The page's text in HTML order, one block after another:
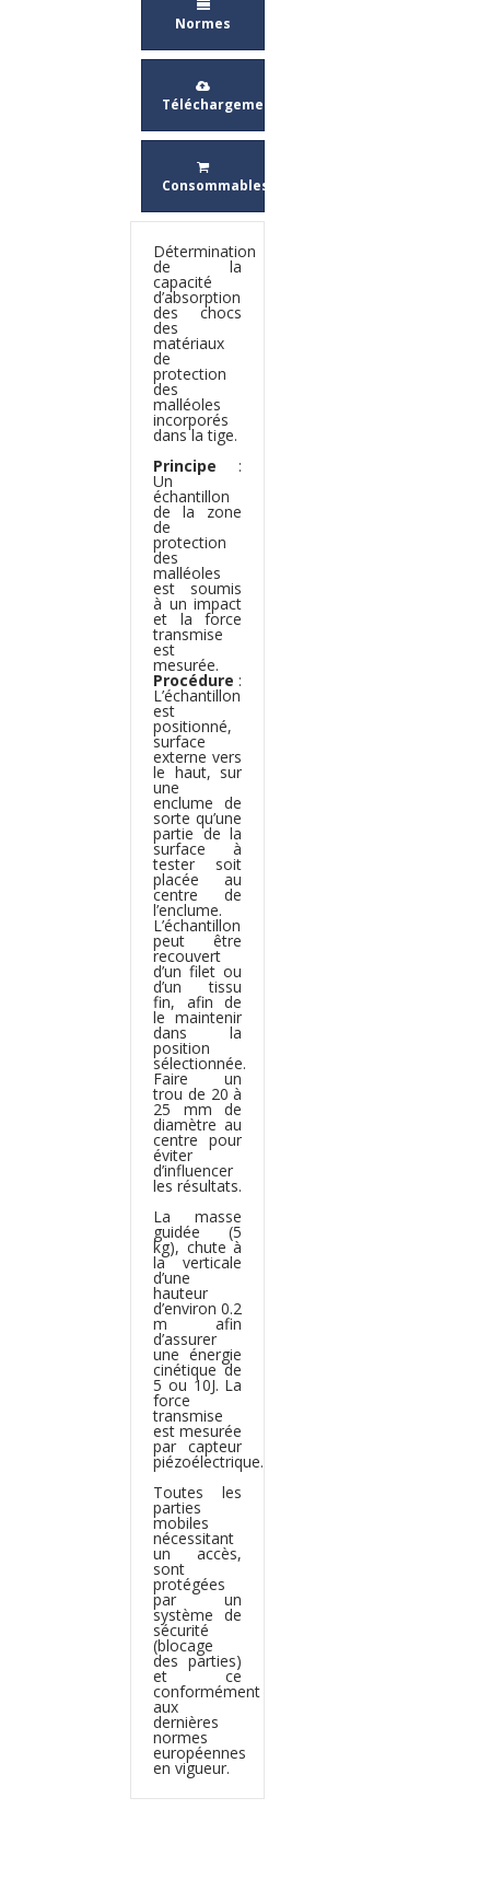
Normes
Téléchargement
Consommables
Détermination
de la
capacité
d’absorption
des chocs
des
matériaux
de
protection
des
malléoles
incorporés
dans la tige.
Principe :
Un
échantillon
de la zone
de
protection
des
malléoles
est soumis
à un impact
et la force
transmise
est
mesurée.
Procédure :
L’échantillon
est
positionné,
surface
externe vers
le haut, sur
une
enclume de
sorte qu’une
partie de la
surface à
tester soit
placée au
centre de
l’enclume.
L’échantillon
peut être
recouvert
d’un filet ou
d’un tissu
fin, afin de
le maintenir
dans la
position
sélectionnée.
Faire un
trou de 20 à
25 mm de
diamètre au
centre pour
éviter
d’influencer
les résultats.
La masse
guidée (5
kg), chute à
la verticale
d’une
hauteur
d’environ 0.2
m afin
d’assurer
une énergie
cinétique de
5 ou 10J. La
force
transmise
est mesurée
par capteur
piézoélectrique.
Toutes les
parties
mobiles
nécessitant
un accès,
sont
protégées
par un
système de
sécurité
(blocage
des parties)
et ce
conformément
aux
dernières
normes
européennes
en vigueur.